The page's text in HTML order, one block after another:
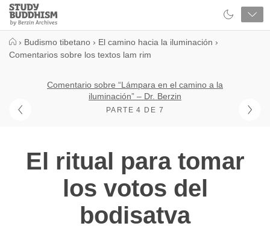
Close
Study
Buddhism
› Budismo tibetano › El camino hacia la iluminación ›
Comentarios sobre los textos lam rim
Comentario sobre “Lámpara en el camino a la
iluminación” – Dr. Berzin
PARTE 4 DE 7
El ritual para tomar
los votos del
bodisatva